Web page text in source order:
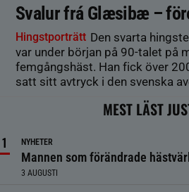
Svalur frá Glæsibæ –
Hingstporträtt Den svarta
var under början på 90-talet på
femgångshäst. Han fick över
satt sitt avtryck i den svenska
MEST LÄST
NYHETER
Mannen som förändrade
3 AUGUSTI